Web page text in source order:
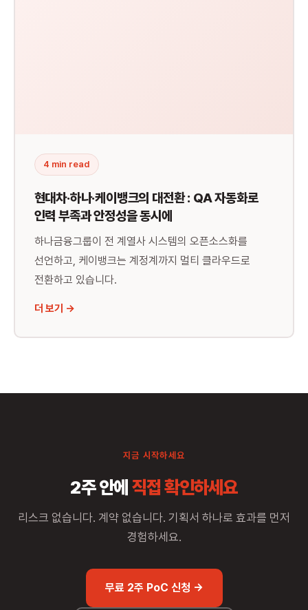
4 min read
현대차·하나·케이뱅크의 대전환 : QA 자동화로
인력 부족과 안정성을 동시에
하나금융그룹이 전 계열사 시스템의 오픈소스화를
선언하고, 케이뱅크는 계정계까지 멀티 클라우드로
전환하고 있습니다.
더 보기 →
지금 시작하세요
2주 안에 직접 확인하세요
리스크 없습니다. 계약 없습니다. 기획서 하나로 효과를 먼저
경험하세요.
무료 2주 PoC 신청 →